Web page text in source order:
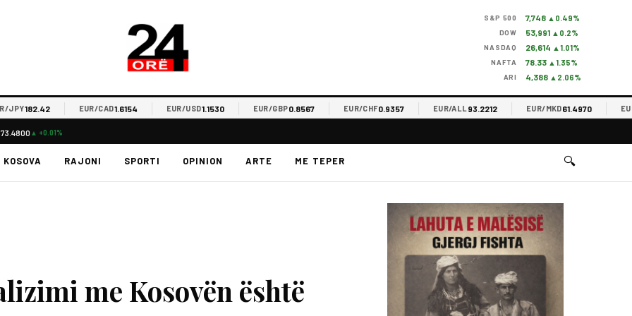
S&P 500 7,748 ▲0.49%
DOW 53,991 ▲0.2%
NASDAQ 26,614 ▲1.01%
NAFTA 78.33 ▲1.35%
ARI 4,388 ▲2.06%
182.42 EUR/CAD1.6154 EUR/USD1.1530 EUR/GBP0.8567 EUR/CHF0.9357 EUR/ALL93.2212 EUR/MKD61.4970 EUR/
▲ +0.01%
KOSOVA RAJONI SPORTI OPINION ARTE ME TEPER 🔍
me Kosovën është